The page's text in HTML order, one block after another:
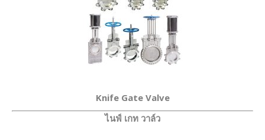
Knife Gate Valve
ไนฟ์ เกท วาล์ว